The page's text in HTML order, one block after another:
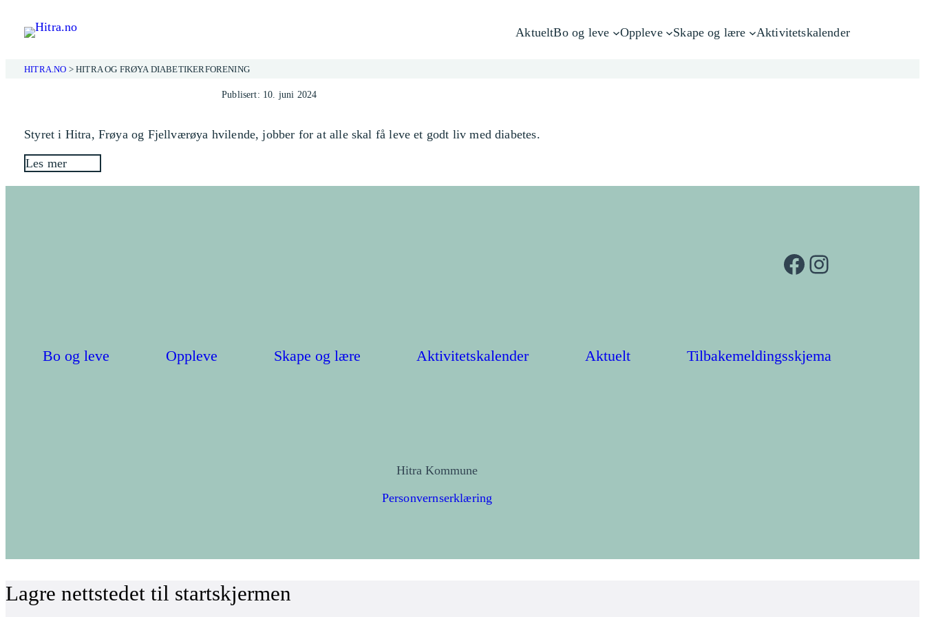
AktueltBo og leve Oppleve Skape og lære Aktivitetskalender
HITRA.NO >HITRA OG FRØYA DIABETIKERFORENING
Publisert: 10. juni 2024
Styret i Hitra, Frøya og Fjellværøya hvilende, jobber for at alle skal få leve et godt liv med diabetes.
Les mer
Facebook Instagram
Bo og leve Oppleve Skape og lære Aktivitetskalender Aktuelt Tilbakemeldingsskjema
Hitra Kommune
Personvernserklæring
Lagre nettstedet til startskjermen